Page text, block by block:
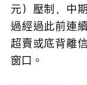
元）壓制，中
過經過此前連
超賣或底背離
窗口。